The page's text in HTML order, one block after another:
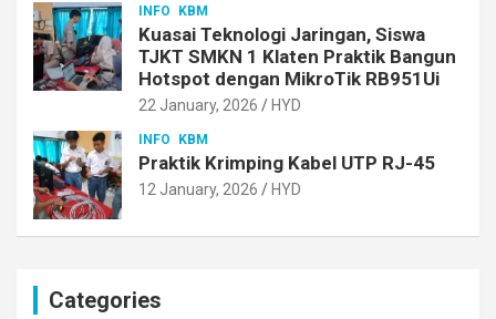
INFO KBM
Kuasai Teknologi Jaringan, Siswa
TJKT SMKN 1 Klaten Praktik Bangun
Hotspot dengan MikroTik RB951Ui
22 January, 2026 HYD
INFO KBM
Praktik Krimping Kabel UTP RJ-45
12 January, 2026 HYD
Categories